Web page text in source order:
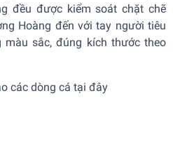
đều được kiểm soát chặt chẽ
Hoàng đến với tay người tiêu
màu sắc, đúng kích thước theo
các dòng cá tại đây